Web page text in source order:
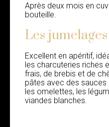
Après deux mois en
bouteille.
Les jumelages
Excellent en apéritif,
les charcuteries riches
frais, de brebis et de
pâtes avec des
les omelettes, les
viandes blanches.